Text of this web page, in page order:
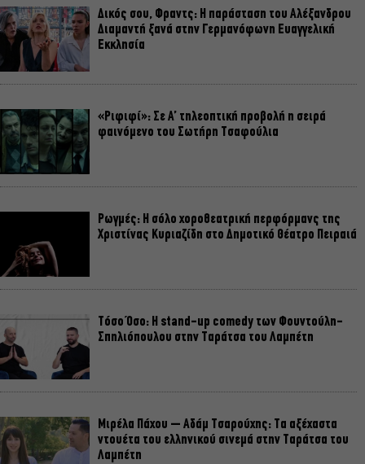
Δικός σου, Φραντς: Η παράσταση του Αλέξανδρου
Διαμαντή ξανά στην Γερμανόφωνη Ευαγγελική
Εκκλησία
«Ριφιφί»: Σε Α’ τηλεοπτική προβολή η σειρά
φαινόμενο του Σωτήρη Τσαφούλια
Ρωγμές: Η σόλο χοροθεατρική περφόρμανς της
Χριστίνας Κυριαζίδη στο Δημοτικό Θέατρο Πειραιά
Τόσο Όσο: Η stand-up comedy των Φουντούλη-
Σπηλιόπουλου στην Ταράτσα του Λαμπέτη
Μιρέλα Πάχου – Αδάμ Τσαρούχης: Τα αξέχαστα
ντουέτα του ελληνικού σινεμά στην Ταράτσα του
Λαμπέτη